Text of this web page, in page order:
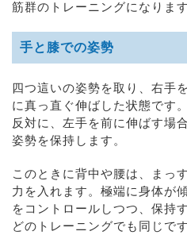
筋群のトレーニングになります
手と膝での姿勢
四つ這いの姿勢を取り、右手
に真っ直ぐ伸ばした状態です。
反対に、左手を前に伸ばす場
姿勢を保持します。
このときに背中や腰は、まっ
力を入れます。極端に身体が
をコントロールしつつ、保持
どのトレーニングでも同じで